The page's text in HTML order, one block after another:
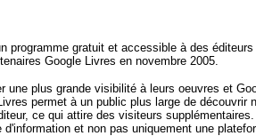
programme gratuit et accessible à des
Google Livres en novembre 2005.
une plus grande visibilité à leurs oeuvres et
permet à un public plus large de
ce qui attire des visiteurs
et non pas uniquement une